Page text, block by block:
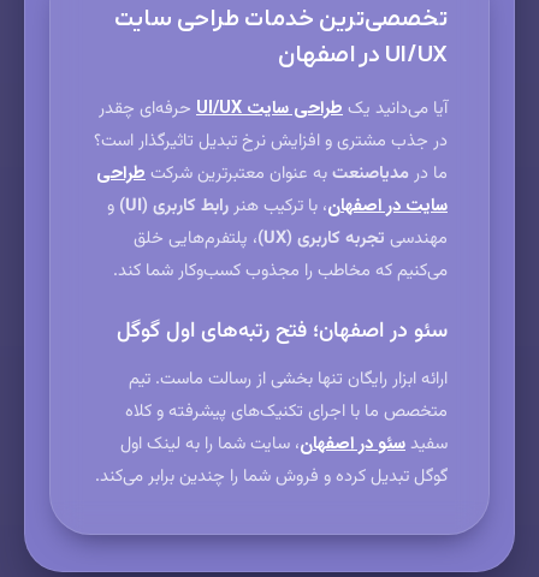
تخصصی‌ترین خدمات طراحی سایت
UI/UX در اصفهان
آیا می‌دانید یکطراحی سایت UI/UX
حرفه‌ای چقدر
در جذب مشتری و افزایش نرخ تبدیل تاثیرگذار است؟
ما درمدیاصنعتبه عنوان معتبرترین شرکتطراحی
سایت در اصفهان، با ترکیب هنررابط کاربری (UI)
و
مهندسی تجربه کاربری (UX)
، پلتفرم‌هایی خلق
می‌کنیم که مخاطب را مجذوب کسب‌وکار شما کند.
سئو در اصفهان؛ فتح رتبه‌های اول گوگل
ارائه ابزار رایگان تنها بخشی از رسالت ماست. تیم
متخصص ما با اجرای تکنیک‌های پیشرفته و کلاه
سفیدسئو در اصفهان، سایت شما را به لینک اول
گوگل تبدیل کرده و فروش شما را چندین برابر می‌کند.